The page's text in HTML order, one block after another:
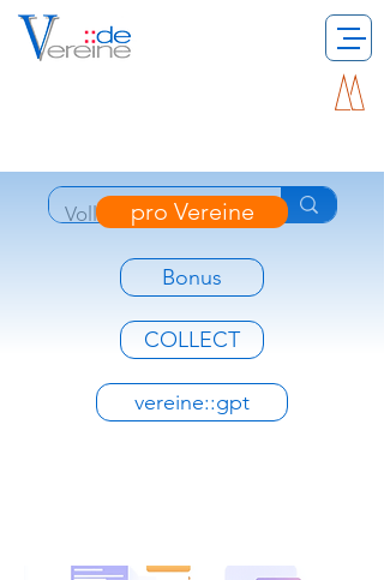
pro Vereine
Bonus
COLLECT
vereine::gpt